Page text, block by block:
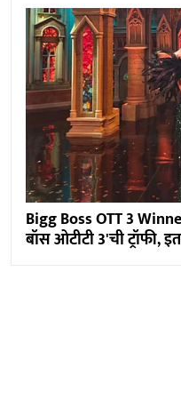
Bigg Boss OTT 3
बॉस ओटीटी 3'ची ट्रॉफी,